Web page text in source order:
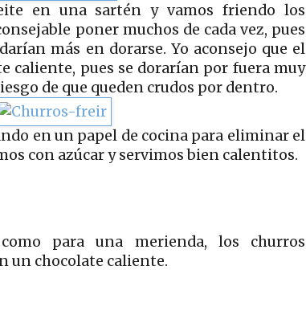
en una sartén y vamos friendo los
poner muchos de cada vez, pues
más en dorarse. Yo aconsejo que el
caliente, pues se dorarían por fuera muy
de que queden crudos por dentro.
en un papel de cocina para eliminar el
con azúcar y servimos bien calentitos.
para una merienda, los churros
un chocolate caliente.